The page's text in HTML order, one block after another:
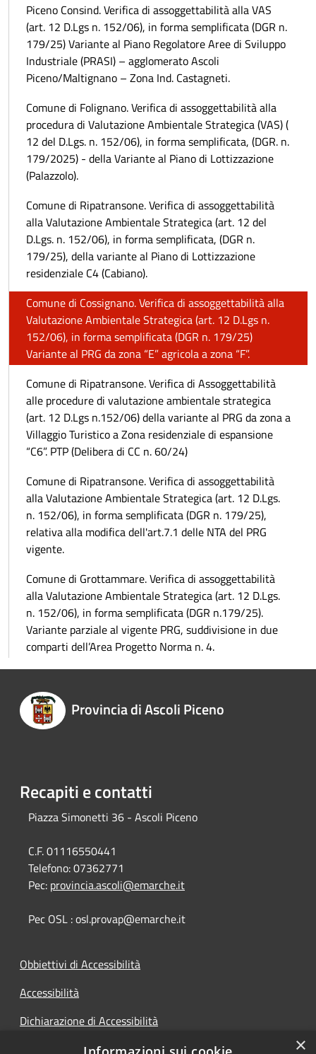
Piceno Consind. Verifica di assoggettabilità alla VAS
(art. 12 D.Lgs n. 152/06), in forma semplificata (DGR n.
179/25) Variante al Piano Regolatore Aree di Sviluppo
Industriale (PRASI) – agglomerato Ascoli
Piceno/Maltignano – Zona Ind. Castagneti.
Comune di Folignano. Verifica di assoggettabilità alla
procedura di Valutazione Ambientale Strategica (VAS) (
12 del D.Lgs. n. 152/06), in forma semplificata, (DGR. n.
179/2025) - della Variante al Piano di Lottizzazione
(Palazzolo).
Comune di Ripatransone. Verifica di assoggettabilità
alla Valutazione Ambientale Strategica (art. 12 del
D.Lgs. n. 152/06), in forma semplificata, (DGR n.
179/25), della variante al Piano di Lottizzazione
residenziale C4 (Cabiano).
Comune di Cossignano. Verifica di assoggettabilità alla
Valutazione Ambientale Strategica (art. 12 D.Lgs n.
152/06), in forma semplificata (DGR n. 179/25)
Variante al PRG da zona “E” agricola a zona “F”.
Comune di Ripatransone. Verifica di Assoggettabilità
alle procedure di valutazione ambientale strategica
(art. 12 D.Lgs n.152/06) della variante al PRG da zona a
Villaggio Turistico a Zona residenziale di espansione
“C6”. PTP (Delibera di CC n. 60/24)
Comune di Ripatransone. Verifica di assoggettabilità
alla Valutazione Ambientale Strategica (art. 12 D.Lgs.
n. 152/06), in forma semplificata (DGR n. 179/25),
relativa alla modifica dell'art.7.1 delle NTA del PRG
vigente.
Comune di Grottammare. Verifica di assoggettabilità
alla Valutazione Ambientale Strategica (art. 12 D.Lgs.
n. 152/06), in forma semplificata (DGR n.179/25).
Variante parziale al vigente PRG, suddivisione in due
comparti dell’Area Progetto Norma n. 4.
Provincia di Ascoli Piceno
Recapiti e contatti
Piazza Simonetti 36 - Ascoli Piceno
C.F. 01116550441
Telefono:07362771
Pec: provincia.ascoli@emarche.it
Pec OSL : osl.provap@emarche.it
Obbiettivi di Accessibilità
Accessibilità
Dichiarazione di Accessibilità
Accesso Civico
×